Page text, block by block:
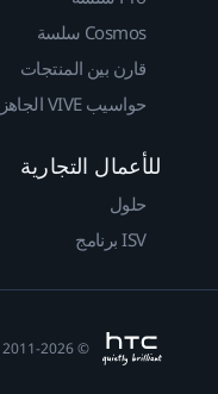
Cosmos سلسة
قارن بين المنتجات
حواسيب VIVE الجاهزة
للأعمال التجارية
حلول
ISV برنامج
© 2011-2026 HTC Corporation